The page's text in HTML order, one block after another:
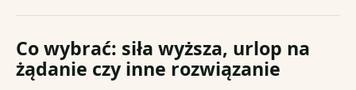
Co wybrać: siła wyższa, urlop na
żądanie czy inne rozwiązanie